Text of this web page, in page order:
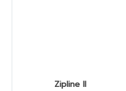
Zipline II